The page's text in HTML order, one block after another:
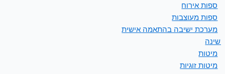
ספות אירוח
ספות מעוצבות
מערכת ישיבה בהתאמה אישית
שינה
מיטות
מיטות זוגיות